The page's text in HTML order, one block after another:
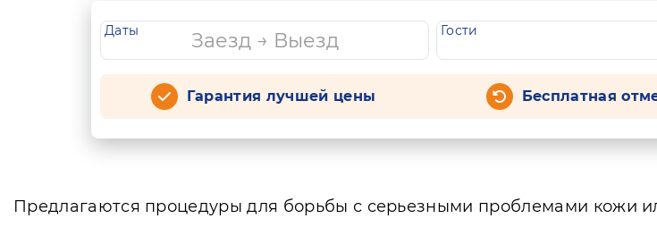
Даты Гости
Гарантия лучшей цены Бесплатная
Предлагаются процедуры для борьбы с серьезными проблемами кожи